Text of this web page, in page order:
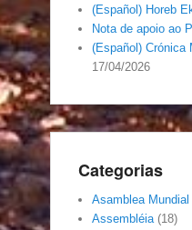
(Español) Horeb
Nota de apoio ao
(Español) Crónica
17/04/2026
Categorias
Asamblea Mundial
Assembléia(18)